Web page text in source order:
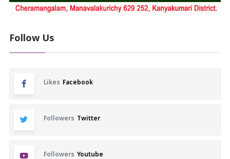
Follow Us
Likes Facebook
Followers Twitter
Followers Youtube